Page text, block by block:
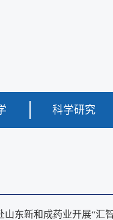
科学研究
山东新和成药业开展“汇